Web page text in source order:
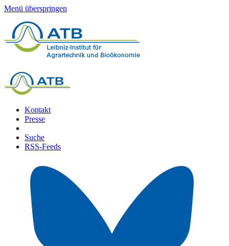
Menü überspringen
Kontakt
Presse
Suche
RSS-Feeds